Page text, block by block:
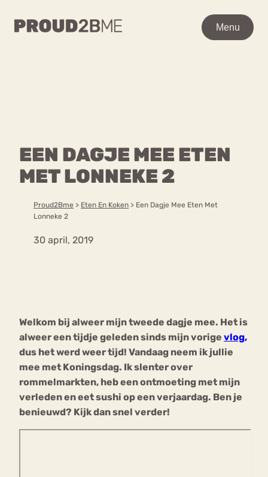
Menu
EEN DAGJE MEE ETEN
MET LONNEKE 2
Proud2Bme > Eten En Koken > Een Dagje Mee Eten Met
Lonneke 2
30 april, 2019
Welkom bij alweer mijn tweede dagje mee. Het is
alweer een tijdje geleden sinds mijn vorige vlog,
dus het werd weer tijd! Vandaag neem ik jullie
mee met Koningsdag. Ik slenter over
rommelmarkten, heb een ontmoeting met mijn
verleden en eet sushi op een verjaardag. Ben je
benieuwd? Kijk dan snel verder!
Menu
Content
Over ons
Forum
WAAR BEN JE NAAR OP
Over proud2bme
Contact
Vacatures
Privacyverklaring
mia
Nerv
osa
Eetstoornis Anorexia Nervosa
Eetbuien Piekeren Sport
Orthorexia
Afvallen Angst